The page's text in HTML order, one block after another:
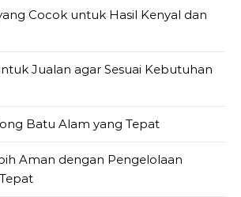
Cocok untuk Hasil Kenyal dan
Jualan agar Sesuai Kebutuhan
Batu Alam yang Tepat
Aman dengan Pengelolaan